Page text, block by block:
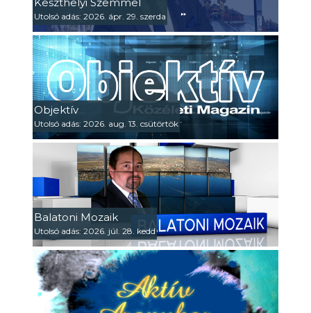
Utolsó adás: 2026. ápr. 29. szerda
Objektív
Utolsó adás: 2026. aug. 13. csütörtök
Balatoni Mozaik
Utolsó adás: 2026. júl. 28. kedd